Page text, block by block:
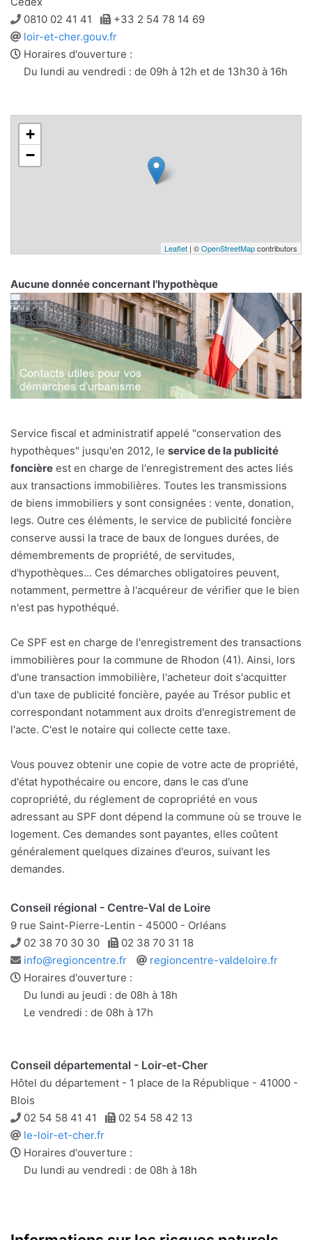
Téléphone
0810 02 41 41 Télécopie
+33 2 54 78 14 69
Site
web
loir-et-cher.gouv.fr
Horaires d'ouverture :
Du lundi au vendredi : de 09h à 12h et de 13h30 à 16h
+
−
Leaflet | ©OpenStreetMapcontributors
Aucune donnée concernant l'hypothèque
Service fiscal et administratif appelé "conservation des
hypothèques" jusqu'en 2012, le service de la publicité
foncière est en charge de l'enregistrement des actes liés
aux transactions immobilières. Toutes les transmissions
de biens immobiliers y sont consignées : vente, donation,
legs. Outre ces éléments, le service de publicité foncière
conserve aussi la trace de baux de longues durées, de
démembrements de propriété, de servitudes,
d'hypothèques... Ces démarches obligatoires peuvent,
notamment, permettre à l'acquéreur de vérifier que le bien
n'est pas hypothéqué.
Ce SPF est en charge de l'enregistrement des transactions
immobilières pour la commune de Rhodon (41). Ainsi, lors
d'une transaction immobilière, l'acheteur doit s'acquitter
d'un taxe de publicité foncière, payée au Trésor public et
correspondant notamment aux droits d'enregistrement de
l'acte. C'est le notaire qui collecte cette taxe.
Vous pouvez obtenir une copie de votre acte de propriété,
d'état hypothécaire ou encore, dans le cas d'une
copropriété, du réglement de copropriété en vous
adressant au SPF dont dépend la commune où se trouve le
logement. Ces demandes sont payantes, elles coûtent
généralement quelques dizaines d'euros, suivant les
demandes.
Conseil régional - Centre-Val de Loire
9 rue Saint-Pierre-Lentin - 45000 - Orléans
Téléphone
02 38 70 30 30 Télécopie
02 38 70 31 18
Adresse
e-
mail
info@regioncentre.fr
Site
regioncentre-valdeloire.fr
Horaires d'ouverture :
Du lundi au jeudi : de 08h à 18h
Le vendredi : de 08h à 17h
Conseil départemental - Loir-et-Cher
Hôtel du département - 1 place de la République - 41000 -
Blois
Téléphone
02 54 58 41 41 Télécopie
02 54 58 42 13
Site
web
le-loir-et-cher.fr
Horaires d'ouverture :
Du lundi au vendredi : de 08h à 18h